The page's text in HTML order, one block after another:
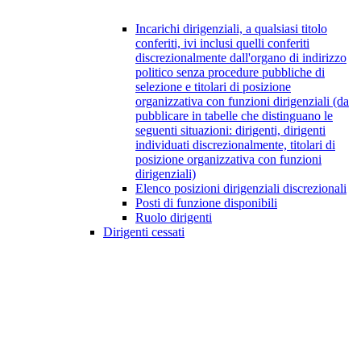
Incarichi dirigenziali, a qualsiasi titolo
conferiti, ivi inclusi quelli conferiti
discrezionalmente dall'organo di indirizzo
politico senza procedure pubbliche di
selezione e titolari di posizione
organizzativa con funzioni dirigenziali (da
pubblicare in tabelle che distinguano le
seguenti situazioni: dirigenti, dirigenti
individuati discrezionalmente, titolari di
posizione organizzativa con funzioni
dirigenziali)
Elenco posizioni dirigenziali discrezionali
Posti di funzione disponibili
Ruolo dirigenti
Dirigenti cessati